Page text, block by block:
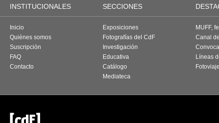
INSTITUCIONALES SECCIONES
Inicio
Quiénes somos
Suscripción
FAQ
Contacto
Exposiciones
Fotografías del CdF
Investigación
Educativa
Catálogo
Mediateca
MUFF,
Canal
Líneas